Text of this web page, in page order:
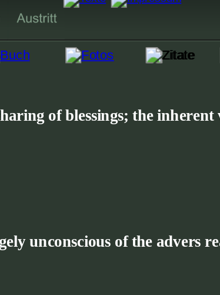
of blessings; the inherent
unconscious of the advers